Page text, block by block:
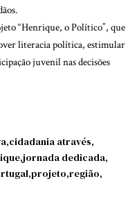
“Henrique, o Político”, que
literacia política, estimular
juvenil nas decisões
cidadania através
jornada dedicada
projeto região